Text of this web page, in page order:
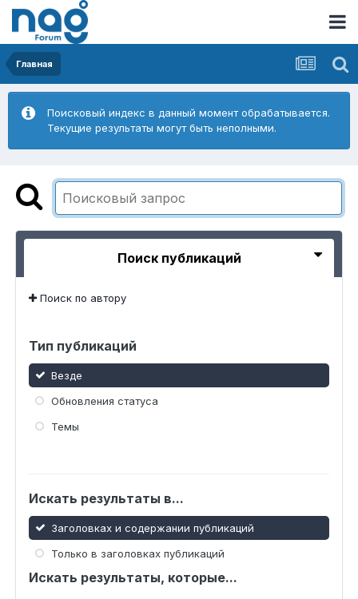
Главная
Поисковый индекс в данный момент обрабатывается.
Текущие результаты могут быть неполными.
Поиск публикаций
Поиск по автору
Тип публикаций
Везде
Обновления статуса
Темы
Искать результаты в...
Заголовках и содержании публикаций
Только в заголовках публикаций
Искать результаты, которые...